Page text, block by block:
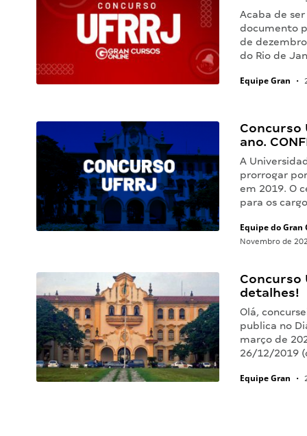
Acaba de
documento
de
do Rio de
Equipe Gran •
Concurso
ano.
A
prorrogar
em 2019. O
para os
Equipe do Gran
Novembro de
Concurso
detalhes!
Olá,
publica no
março de
26/12/2019
Equipe Gran •